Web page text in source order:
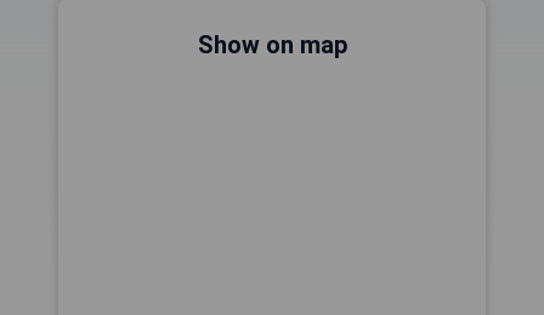
Show on map